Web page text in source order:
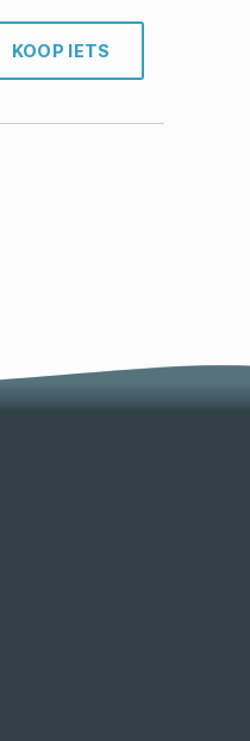
KOOP IETS